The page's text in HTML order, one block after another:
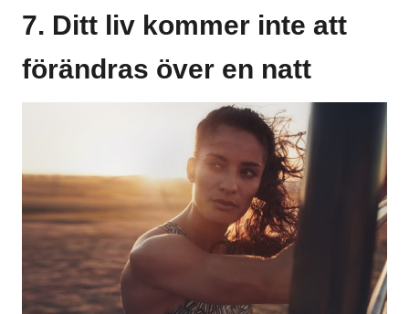
7. Ditt liv kommer inte att
förändras över en natt